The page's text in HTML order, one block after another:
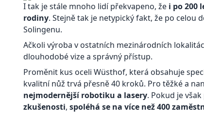
I tak je stále mnoho lidí překvapeno, že i po 200
rodiny. Stejně tak je netypický fakt, že po celou
Solingenu.
Ačkoli výroba v ostatních mezinárodních
dlouhodobé vize a správný přístup.
Proměnit kus oceli Wüsthof, která obsahuje
kvalitní nůž trvá přesně 40 kroků. Pro těžké a
nejmodernější robotiku a lasery. Pokud je
zkušenosti, spoléhá se na více než 400